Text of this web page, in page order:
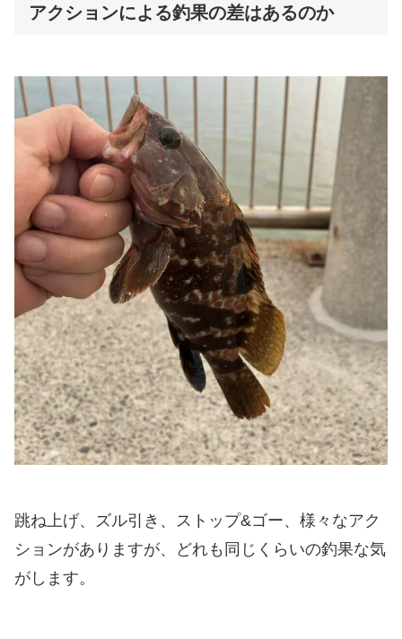
アクションによる釣果の差はあるのか
跳ね上げ、ズル引き、ストップ&ゴー、様々なアク
ションがありますが、どれも同じくらいの釣果な気
がします。